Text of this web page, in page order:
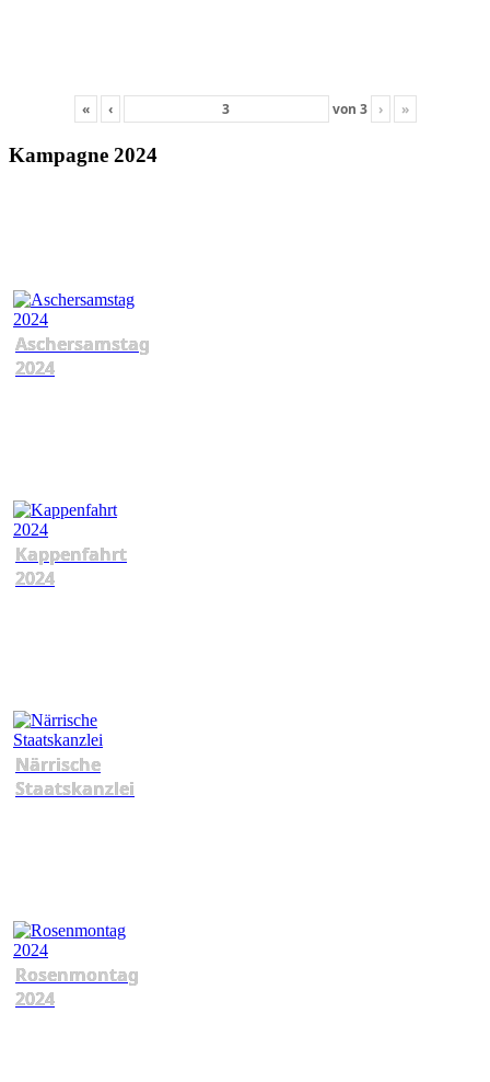
« ‹ von 3 › »
Kampagne 2024
Aschersamstag
2024
Kappenfahrt
2024
Närrische
Staatskanzlei
Rosenmontag
2024